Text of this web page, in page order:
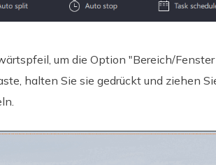
um die Option "Bereich/
halten Sie sie gedrückt und ziehen